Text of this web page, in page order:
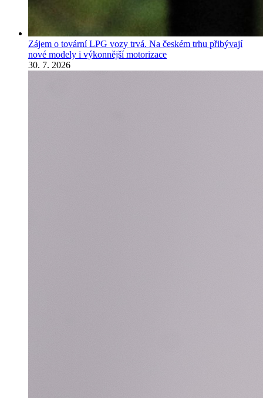
Zájem o tovární LPG vozy trvá. Na českém trhu přibývají
nové modely i výkonnější motorizace
30. 7. 2026